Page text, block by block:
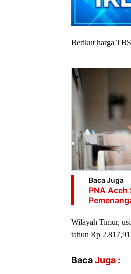
Berikut harga
Baca Juga
PNA Aceh
Wilayah Timur,
tahun Rp
BacaJuga :